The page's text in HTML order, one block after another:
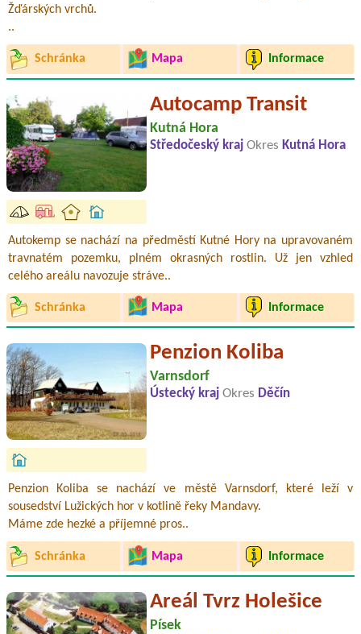
Žďárských vrchů.
..
Schránka Mapa Informace
Autocamp Transit
Kutná Hora
Středočeský kraj Okres Kutná Hora
Autokemp se nachází na předměstí Kutné Hory na upravovaném
travnatém pozemku, plném okrasných rostlin. Už jen vzhled
celého areálu navozuje stráve..
Schránka Mapa Informace
Penzion Koliba
Varnsdorf
Ústecký kraj Okres Děčín
Penzion Koliba se nachází ve městě Varnsdorf, které leží v
sousedství Lužických hor v kotlině řeky Mandavy.
Máme zde hezké a příjemné pros..
Schránka Mapa Informace
Areál Tvrz Holešice
Písek